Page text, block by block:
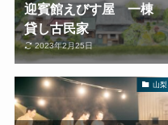
迎賓館えびす屋 一棟
貸し古民家
2023年2月25日
山梨